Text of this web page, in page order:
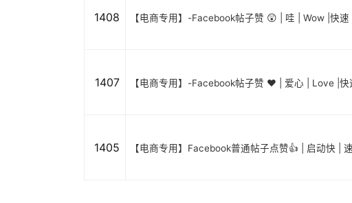
1408 【电商专用】-Facebook帖子赞 😲 | 哇 | Wow |快速
1407 【电商专用】-Facebook帖子赞 ❤️ | 爱心 | Love |快
1405 【电商专用】Facebook普通帖子点赞👍 | 启动快 |